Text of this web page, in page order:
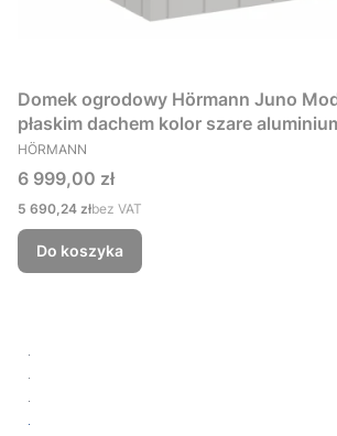
Domek ogrodowy Hörmann Juno
płaskim dachem kolor szare
229x181 cm
PRODUCENT
HÖRMANN
Cena
6 999,00 zł
Cena
5 690,24 złbez VAT
Do koszyka